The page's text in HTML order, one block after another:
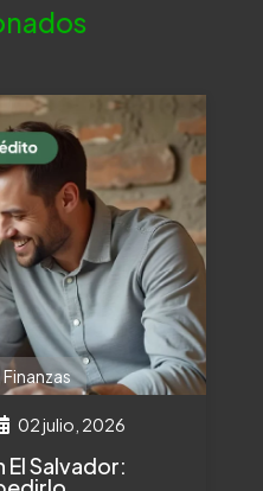
Finanzas
02 julio, 2026
Salvador: